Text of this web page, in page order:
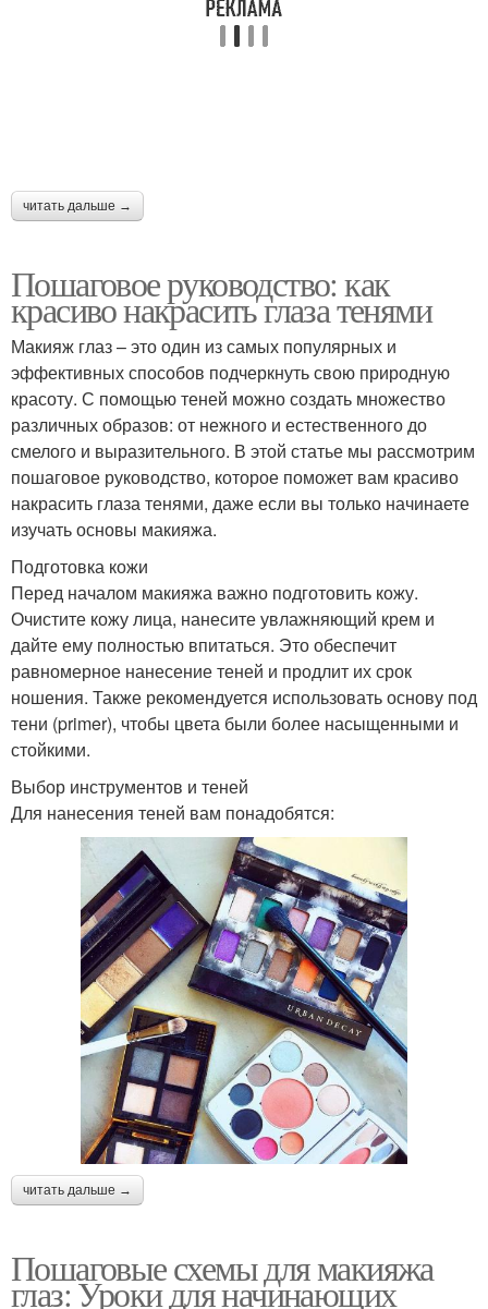
читать дальше →
Пошаговое руководство: как
красиво накрасить глаза тенями
Макияж глаз – это один из самых популярных и
эффективных способов подчеркнуть свою природную
красоту. С помощью теней можно создать множество
различных образов: от нежного и естественного до
смелого и выразительного. В этой статье мы рассмотрим
пошаговое руководство, которое поможет вам красиво
накрасить глаза тенями, даже если вы только начинаете
изучать основы макияжа.
Подготовка кожи
Перед началом макияжа важно подготовить кожу.
Очистите кожу лица, нанесите увлажняющий крем и
дайте ему полностью впитаться. Это обеспечит
равномерное нанесение теней и продлит их срок
ношения. Также рекомендуется использовать основу под
тени (primer), чтобы цвета были более насыщенными и
стойкими.
Выбор инструментов и теней
Для нанесения теней вам понадобятся:
читать дальше →
Пошаговые схемы для макияжа
глаз: Уроки для начинающих